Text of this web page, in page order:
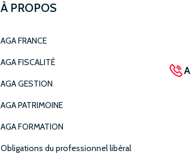
À PROPOS
AGA FRANCE
AGA FISCALITÉ
AGA GESTION
AGA PATRIMOINE
AGA FORMATION
Obligations du professionnel libéral